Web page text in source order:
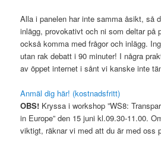
Alla i panelen har inte samma åsikt, så
inlägg, provokativt och ni som deltar på
också komma med frågor och inlägg.
utan rak debatt i 90 minuter! I några
av öppet internet i sånt vi kanske inte
Anmäl dig här! (kostnadsfritt)
OBS! Kryssa i workshop ”WS8:
in Europe” den 15 juni kl.09.30-11.00.
viktigt, räknar vi med att du är med oss